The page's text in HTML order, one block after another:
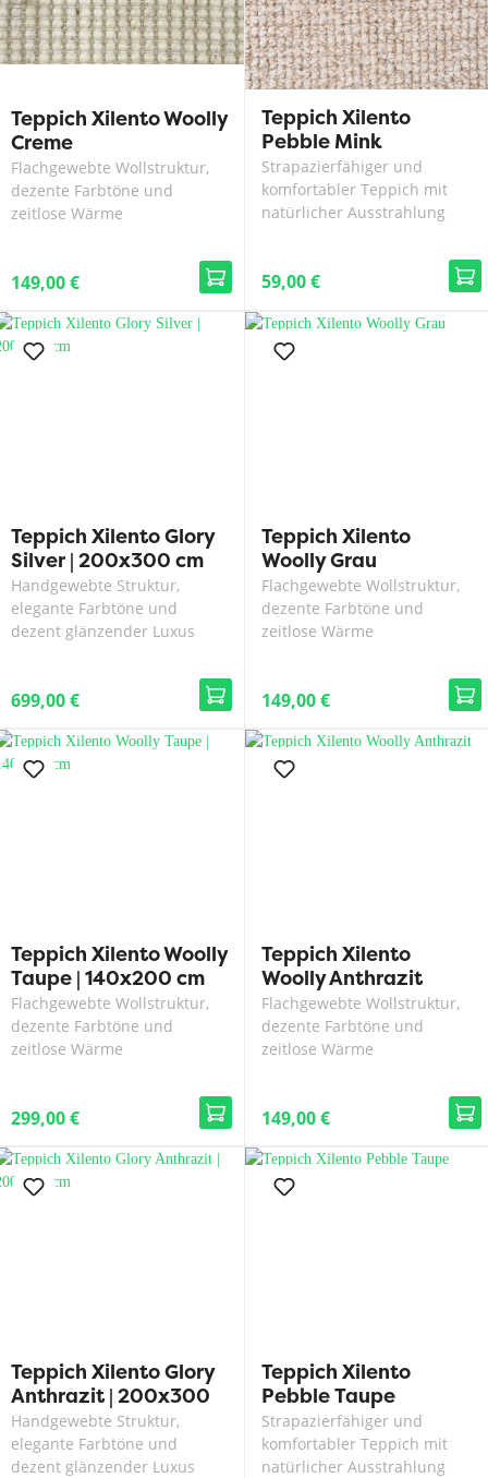
Teppich Xilento Woolly
Creme
Flachgewebte Wollstruktur,
dezente Farbtöne und
zeitlose Wärme
149,00 €
Teppich Xilento
Pebble Mink
Strapazierfähiger und
komfortabler Teppich mit
natürlicher Ausstrahlung
59,00 €
Teppich Xilento Glory
Silver | 200x300 cm
Handgewebte Struktur,
elegante Farbtöne und
dezent glänzender Luxus
699,00 €
Teppich Xilento
Woolly Grau
Flachgewebte Wollstruktur,
dezente Farbtöne und
zeitlose Wärme
149,00 €
Teppich Xilento Woolly
Taupe | 140x200 cm
Flachgewebte Wollstruktur,
dezente Farbtöne und
zeitlose Wärme
299,00 €
Teppich Xilento
Woolly Anthrazit
Flachgewebte Wollstruktur,
dezente Farbtöne und
zeitlose Wärme
149,00 €
Teppich Xilento Glory
Anthrazit | 200x300
cm
Handgewebte Struktur,
elegante Farbtöne und
dezent glänzender Luxus
Teppich Xilento
Pebble Taupe
Strapazierfähiger und
komfortabler Teppich mit
natürlicher Ausstrahlung